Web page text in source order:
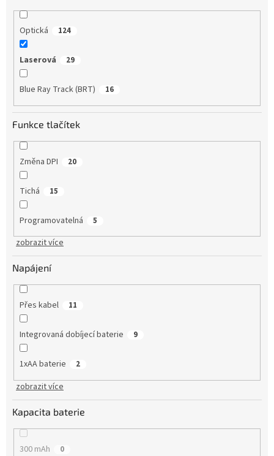
Optická 124
Laserová 29
Blue Ray Track (BRT) 16
Funkce tlačítek
Změna DPI 20
Tichá 15
Programovatelná 5
zobrazit více
Napájení
Přes kabel 11
Integrovaná dobíjecí baterie 9
1xAA baterie 2
zobrazit více
Kapacita baterie
300 mAh 0